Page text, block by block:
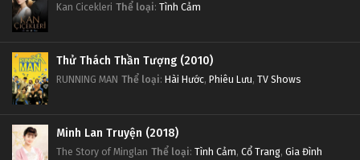
Kan Cicekleri Thể loại: Tình Cảm
Thử Thách Thần Tượng (2010)
RUNNING MAN Thể loại: Hài Hước, Phiêu Lưu, TV Shows
Minh Lan Truyện (2018)
The Story of Minglan Thể loại: Tình Cảm, Cổ Trang, Gia Đình